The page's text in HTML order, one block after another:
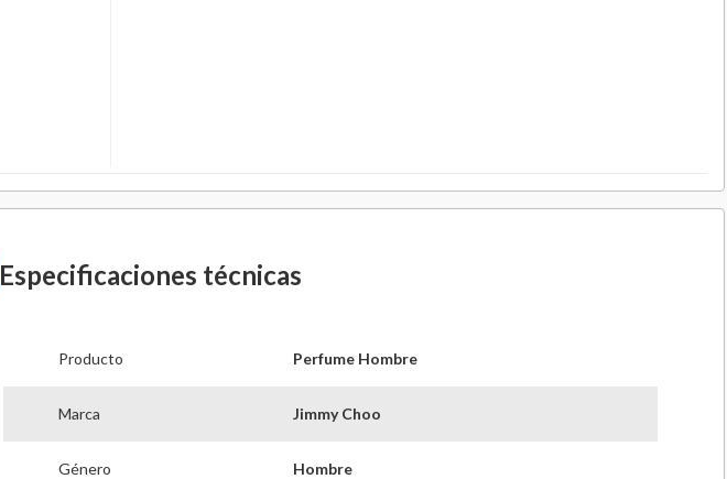
Especificaciones técnicas
Producto Perfume Hombre
Marca Jimmy Choo
Género Hombre